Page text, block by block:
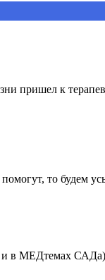
пришел к
помогут, то будем
и в МЕДтемах САДа)